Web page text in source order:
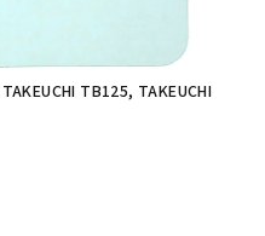
TB125, TAKEUCHI